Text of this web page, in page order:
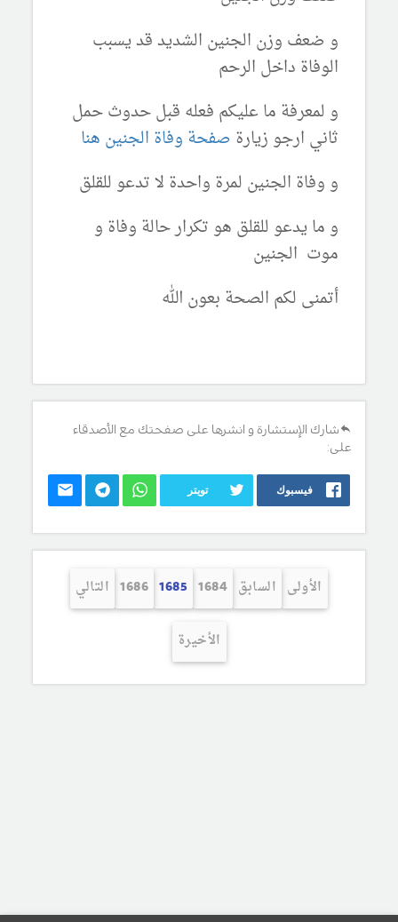
و ضعف وزن الجنين الشديد قد يسبب
الوفاة داخل الرحم
و لمعرفة ما عليكم فعله قبل حدوث حمل
ثاني ارجو زيارة صفحة وفاة الجنين هنا
و وفاة الجنين لمرة واحدة لا تدعو للقلق
و ما يدعو للقلق هو تكرار حالة وفاة و
موت الجنين
أتمنى لكم الصحة بعون الله
شارك الإستشارة و انشرها على صفحتك مع الأصدقاء
على:
فيسبوك تويتر
الأولى السابق 1684
1685
1686 التالي
الأخيرة